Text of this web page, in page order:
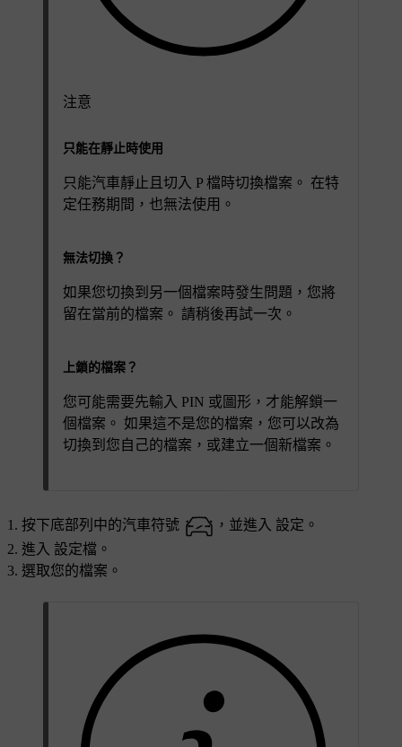
注意
只能在靜止時使用
只能汽車靜止且切入 P 檔時切換檔案。 在特
定任務期間，也無法使用。
無法切換？
如果您切換到另一個檔案時發生問題，您將
留在當前的檔案。 請稍後再試一次。
上鎖的檔案？
您可能需要先輸入 PIN 或圖形，才能解鎖一
個檔案。 如果這不是您的檔案，您可以改為
切換到您自己的檔案，或建立一個新檔案。
按下底部列中的汽車符號 ，並進入 設定 。
進入 設定檔 。
選取您的檔案。